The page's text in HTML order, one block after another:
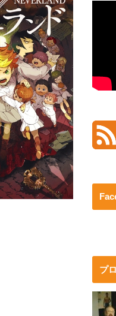
プ